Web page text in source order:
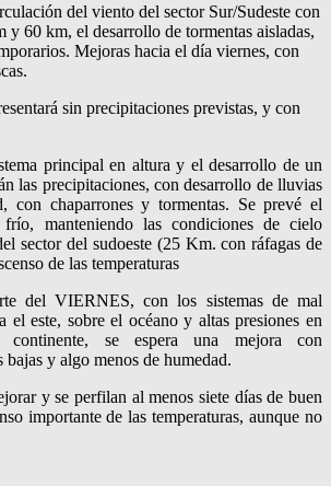
del viento del sector Sur/Sudeste con
y 60 km, el desarrollo de tormentas aisladas,
Mejoras hacia el día viernes, con
sin precipitaciones previstas, y con
principal en altura y el desarrollo de un
las precipitaciones, con desarrollo de lluvias
con chaparrones y tormentas. Se prevé el
manteniendo las condiciones de cielo
sector del sudoeste (25 Km. con ráfagas de
de las temperaturas
del VIERNES, con los sistemas de mal
el este, sobre el océano y altas presiones en
continente, se espera una mejora con
bajas y algo menos de humedad.
y se perfilan al menos siete días de buen
importante de las temperaturas, aunque no